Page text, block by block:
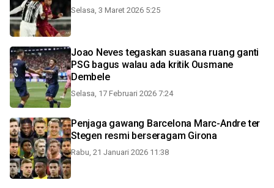
Selasa, 3 Maret 2026 5:25
Joao Neves tegaskan suasana ruang ganti
PSG bagus walau ada kritik Ousmane
Dembele
Selasa, 17 Februari 2026 7:24
Penjaga gawang Barcelona Marc-Andre ter
Stegen resmi berseragam Girona
Rabu, 21 Januari 2026 11:38